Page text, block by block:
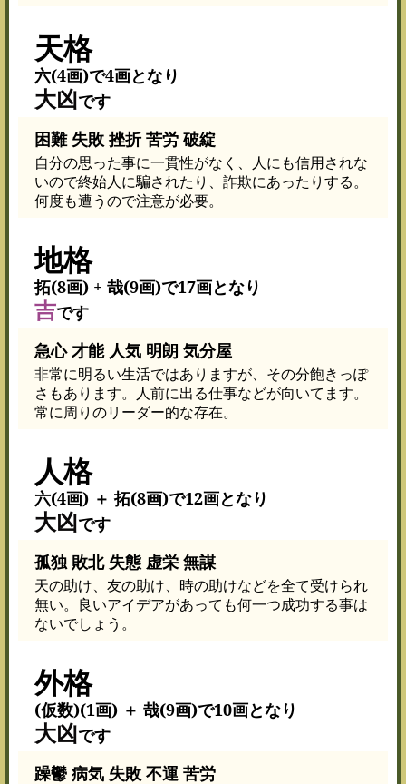
天格
六(4画)で4画となり
大凶です
困難 失敗 挫折 苦労 破綻
自分の思った事に一貫性がなく、人にも信用されな
いので終始人に騙されたり、詐欺にあったりする。
何度も遭うので注意が必要。
地格
拓(8画) + 哉(9画)で17画となり
吉です
急心 才能 人気 明朗 気分屋
非常に明るい生活ではありますが、その分飽きっぽ
さもあります。人前に出る仕事などが向いてます。
常に周りのリーダー的な存在。
人格
六(4画) ＋ 拓(8画)で12画となり
大凶です
孤独 敗北 失態 虚栄 無謀
天の助け、友の助け、時の助けなどを全て受けられ
無い。良いアイデアがあっても何一つ成功する事は
ないでしょう。
外格
(仮数)(1画) ＋ 哉(9画)で10画となり
大凶です
躁鬱 病気 失敗 不運 苦労